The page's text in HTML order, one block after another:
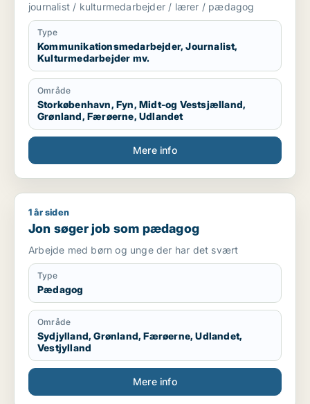
journalist / kulturmedarbejder / lærer / pædagog
Type
Kommunikationsmedarbejder, Journalist,
Kulturmedarbejder mv.
Område
Storkøbenhavn, Fyn, Midt-og Vestsjælland,
Grønland, Færøerne, Udlandet
Mere info
Jon søger job som pædagog
1 år siden
Jon søger job som pædagog
Arbejde med børn og unge der har det svært
Type
Pædagog
Område
Sydjylland, Grønland, Færøerne, Udlandet,
Vestjylland
Mere info